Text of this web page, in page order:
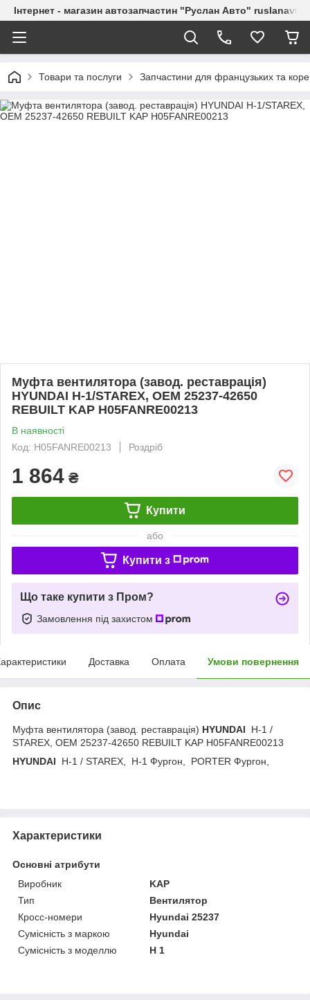
Інтернет - магазин автозапчастин "Руслан Авто"
Товари та послуги Запчастини для французьких та
Муфта вентилятора (завод. реставрація)
HYUNDAI H-1/STAREX, OEM 25237-42650
REBUILT KAP H05FANRE00213
В наявності
Код: H05FANRE00213
Роздріб
1 864 ₴
Купити
або
Купити з
Що таке купити з Пром?
Замовлення під захистом
Доставка Оплата Умови повернення
Опис
Муфта вентилятора (завод. реставрація) HYUNDAI
H-1 /
STAREX OEM 25237-42650 REBUILT KAP H05FANRE00213
HYUNDAI
H-1 / STAREX H-1 Фургон PORTER Фургон
Характеристики
Основні атрибути
Виробник
KAP
Тип
Вентилятор
Кросс-номери
Hyundai 25237
Сумісність з маркою
Hyundai
Сумісність з моделлю
H 1